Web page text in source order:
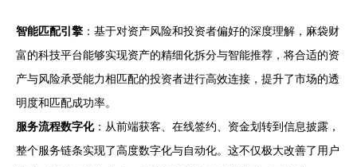
智能匹配引擎 ：基于对资产风险和投资者偏好的深度理解，麻袋财
富的科技平台能够实现资产的精细化拆分与智能推荐，将合适的资
产与风险承受能力相匹配的投资者进行高效连接，提升了市场的透
明度和匹配成功率。
服务流程数字化：从前端获客、在线签约、资金划转到信息披露，
整个服务链条实现了高度数字化与自动化。这不仅极大改善了用户